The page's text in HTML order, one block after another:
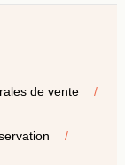
de vente